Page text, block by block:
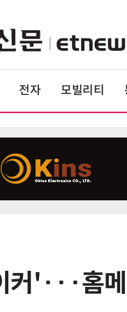
전자 모빌리티
커'···홈